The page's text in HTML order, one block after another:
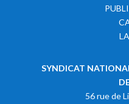
SYNDICAT
56 rue de